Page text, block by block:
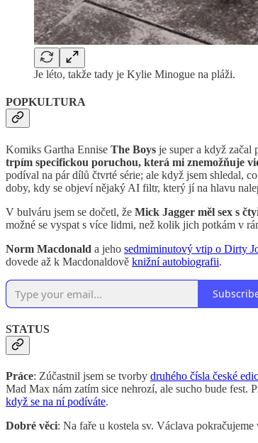
Je léto, takže tady je Kylie Minogue na pláži.
POPKULTURA
Komiks Gartha Ennise The Boys je super a když začal
trpím specifickou poruchou, která mi znemožňuje
podíval na pár dílů čtvrté série; ale když jsem shledal,
doby, kdy se objeví nějaký AI filtr, který jí na hlavu
V bulváru jsem se dočetl, že Mick Jagger měl sex s
možné se vyspat s více lidmi, než kolik jich potkám v
Norm Macdonald a jeho sedmiminutový vtip o Dirty
dovede až k Macdonaldově knižní autobiografii.
STATUS
Práce: Zúčastnil jsem se tvorby druhého čísla české
Mad Max nám zatím sice nehrozí, ale sucho bude
když se na ní podíváte.
Dobré věci: Na faře u kostela sv. Václava